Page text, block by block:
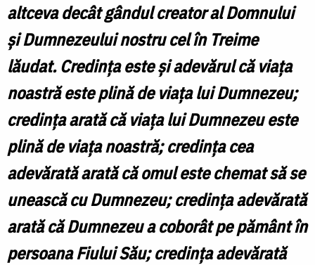
altceva decât gândul creator al Domnului
şi Dumnezeului nostru cel în Treime
lăudat. Credinţa este şi adevărul că viaţa
noastră este plină de viaţa lui Dumnezeu;
credinţa arată că viaţa lui Dumnezeu este
plină de viaţa noastră; credinţa cea
adevărată arată că omul este chemat să se
unească cu Dumnezeu; credinţa adevărată
arată că Dumnezeu a coborât pe pământ în
persoana Fiului Său; credinţa adevărată